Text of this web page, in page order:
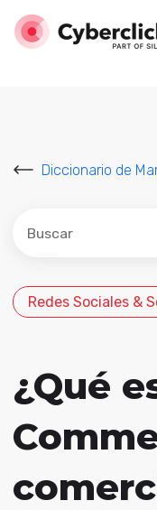
Diccionario de
Este es un campo
No hay
Redes Sociales &
¿Qué